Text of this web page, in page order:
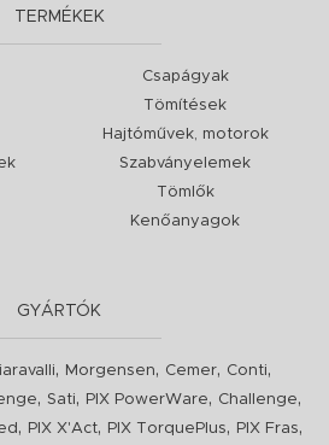
TERMÉKEK
Csapágyak
Tömítések
Hajtóművek, motorok
Szabványelemek
Tömlők
Kenőanyagok
GYÁRTÓK
, Morgensen, Cemer, Conti,
, Sati, PIX PowerWare, Challenge,
, PIX X'Act, PIX TorquePlus, PIX Fras,